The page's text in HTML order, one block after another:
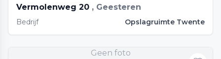
Vermolenweg 20 , Geesteren
Bedrijf Opslagruimte Twente
Geen foto